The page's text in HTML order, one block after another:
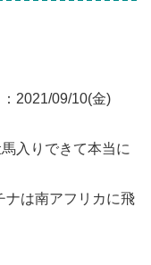
2021/09/10(金)
入りできて本当に
ナは南アフリカに飛